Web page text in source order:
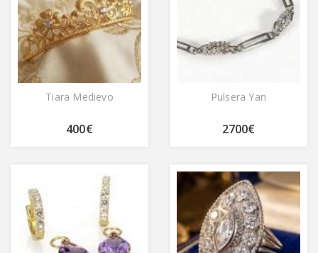
Tiara Medievo
400€
Pulsera Yan
2700€